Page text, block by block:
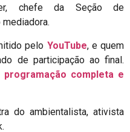
chefe da Seção de
pelo YouTube, e quem
de participação ao final.
completa e
do ambientalista, ativista